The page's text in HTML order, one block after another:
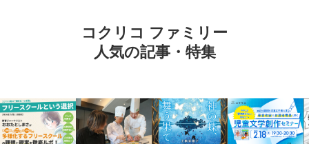
コクリコ ファミリー
人気の記事・特集